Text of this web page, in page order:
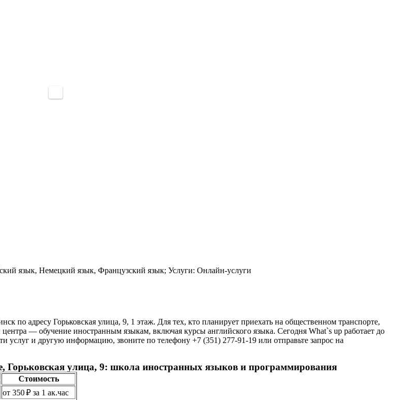
язык, Немецкий язык, Французский язык; Услуги: Онлайн-услуги
по адресу Горьковская улица, 9, 1 этаж. Для тех, кто планирует приехать на общественном транспорте,
— обучение иностранным языкам, включая курсы английского языка. Сегодня What`s up работает до
и другую информацию, звоните по телефону +7 (351) 277-91-19 или отправьте запрос на
Горьковская улица, 9: школа иностранных языков и программирования
Стоимость
от 350 ₽ за 1 ак.час